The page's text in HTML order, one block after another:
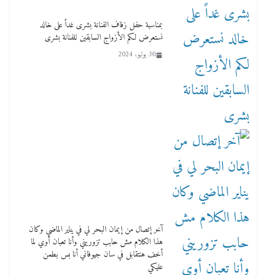
بمناسبة حفل زفاف الفنانة بشرى غداً على خالد
نستعرض لكم الأزواج السابقين للفنانة بشرى
30 يوليو، 2024
آخر إتصال من إيمان البحر لي في يناير الماضي وكان
هذا الكلام مش حابب تزوريني وأنا تعبان أوي لما
أخف هنتقابل في سان جيوفاني أنا بس بطمن
عليكي